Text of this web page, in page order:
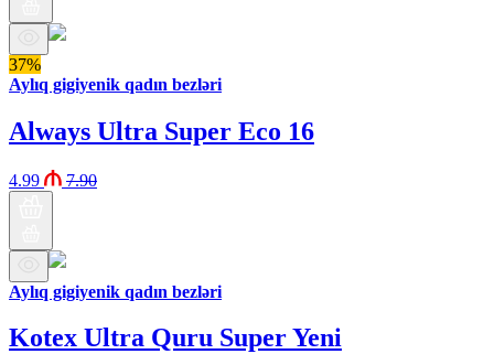
37%
Aylıq gigiyenik qadın bezləri
Always Ultra Super Eco 16
4.99 7.90
Aylıq gigiyenik qadın bezləri
Kotex Ultra Quru Super Yeni